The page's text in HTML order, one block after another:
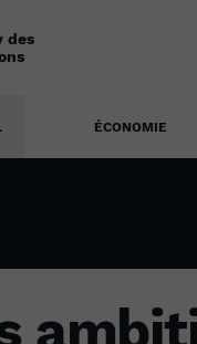
des
ÉCONOMIE